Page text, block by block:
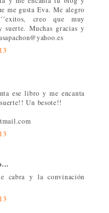
me gusta Eva. Me alegro
creo que muy
Muchas gracias y
ese libro y me encanta
Un besote!!
cabra y la convinación